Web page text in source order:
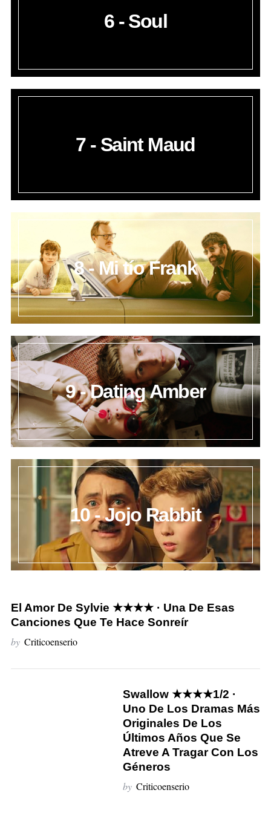
6 - Soul
7 - Saint Maud
8 - Mi tío Frank
9 - Dating Amber
10 - Jojo Rabbit
El Amor De Sylvie ★★★★ · Una De Esas
Canciones Que Te Hace Sonreír
by Criticoenserio
Swallow ★★★★1/2 ·
Uno De Los Dramas Más
Originales De Los
Últimos Años Que Se
Atreve A Tragar Con Los
Géneros
by Criticoenserio
: